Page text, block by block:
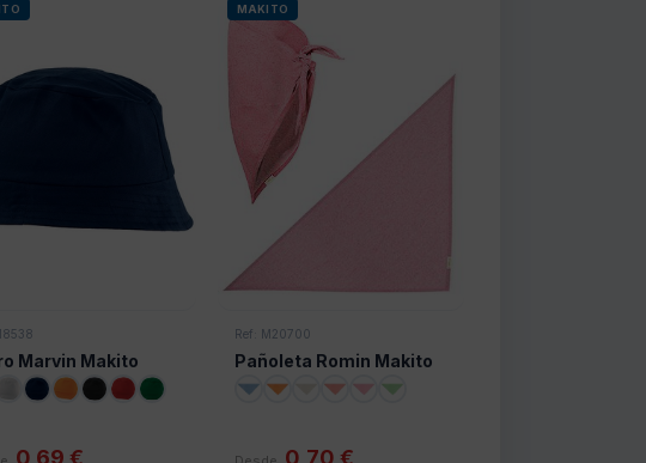
Marvin Makito
0,69 €
MAKITO
Ref: M20700
Pañoleta Romin Makito
0,70 €